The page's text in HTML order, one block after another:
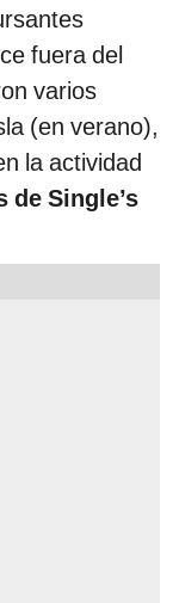
fuera del
varios
(en verano),
la actividad
de Single’s